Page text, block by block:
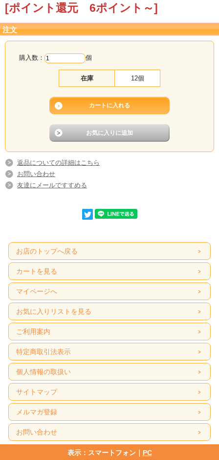
[ポイント還元 6ポイント～]
注文
購入数： 個
在庫 12個
返品についての詳細はこちら
お問い合わせ
友達にメールですすめる
お店のトップへ戻る
カートを見る
マイページへ
お気に入りリストを見る
ご利用案内
特定商取引法表示
個人情報の取扱い
サイトマップ
メルマガ登録
お問い合わせ
表示：スマートフォン｜ PC